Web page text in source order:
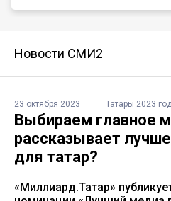
Новости СМИ2
23 октября 2023 Татары 2023
Выбираем главное
рассказывает
для татар?
«Миллиард.Татар»